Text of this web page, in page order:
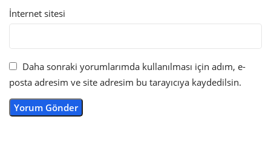
İnternet sitesi
Daha sonraki yorumlarımda kullanılması için adım, e-
posta adresim ve site adresim bu tarayıcıya kaydedilsin.